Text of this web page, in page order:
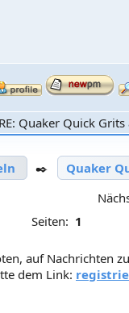
RE: Quaker Quick
✒️
Quaker
Seiten: 1
auf Nachrichten
dem Link: